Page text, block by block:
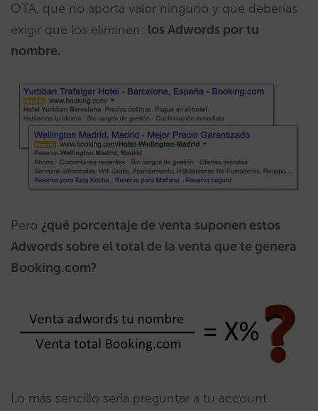
OTA, que no aporta valor ninguno y que deberías
exigir que los eliminen: los Adwords por tu
nombre.
Pero ¿qué porcentaje de venta suponen estos
Adwords sobre el total de la venta que te genera
Booking.com?
Lo más sencillo sería preguntar a tu account